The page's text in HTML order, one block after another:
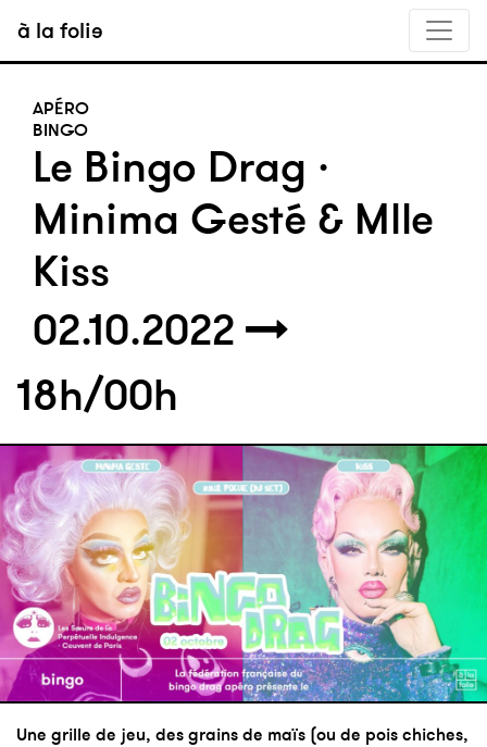
à la folie
Le Bingo Drag ·
Minima Gesté & Mlle
Kiss
APÉRO
BINGO
02.10.2022
18h/00h
Une grille de jeu, des grains de maïs (ou de pois chiches,